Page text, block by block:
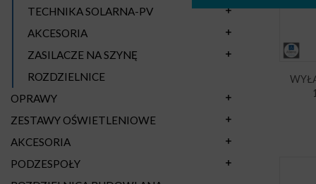
TECHNIKA SOLARNA-PV
AKCESORIA
ZASILACZE NA SZYNĘ
ROZDZIELNICE
OPRAWY
ZESTAWY OŚWIETLENIOWE
AKCESORIA
PODZESPOŁY